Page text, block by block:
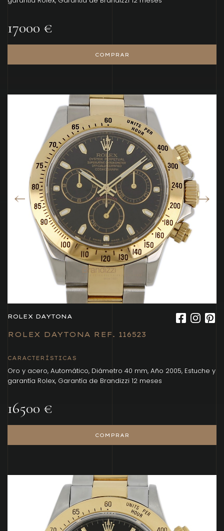
17000 €
COMPRAR
ROLEX DAYTONA
ROLEX DAYTONA REF. 116523
CARACTERÍSTICAS
Oro y acero, Automático, Diámetro 40 mm, Año 2005, Estuche y
garantía Rolex, Garantía de Brandizzi 12 meses
16500 €
COMPRAR